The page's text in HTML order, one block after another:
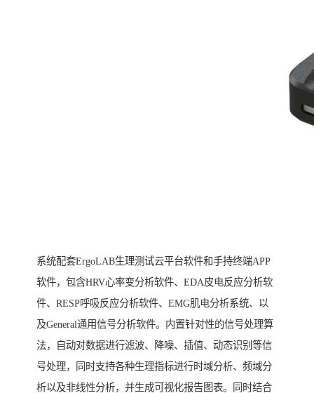
系统配套ErgoLAB生理测试云平台软件和手持终端APP
软件，包含HRV心率变分析软件、EDA皮电反应分析软
件、RESP呼吸反应分析软件、EMG肌电分析系统、以
及General通用信号分析软件。内置针对性的信号处理算
法，自动对数据进行滤波、降噪、插值、动态识别等信
号处理，同时支持各种生理指标进行时域分析、频域分
析以及非线性分析，并生成可视化报告图表。同时结合